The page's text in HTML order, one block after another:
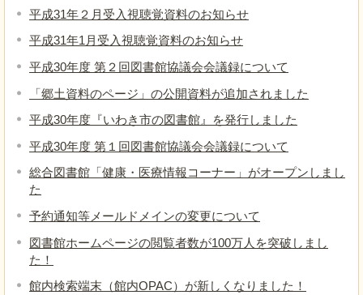
平成31年２月受入視聴覚資料のお知らせ
平成31年1月受入視聴覚資料のお知らせ
平成30年度 第２回図書館協議会会議録について
「郷土資料のページ」の公開資料が追加されました
平成30年度『いわき市の図書館』を発行しました
平成30年度 第１回図書館協議会会議録について
総合図書館「健康・医療情報コーナー」がオープンしまし
た
予約通知等メールドメインの変更について
図書館ホームページの閲覧者数が100万人を突破しまし
た！
館内検索端末（館内OPAC）が新しくなりました！